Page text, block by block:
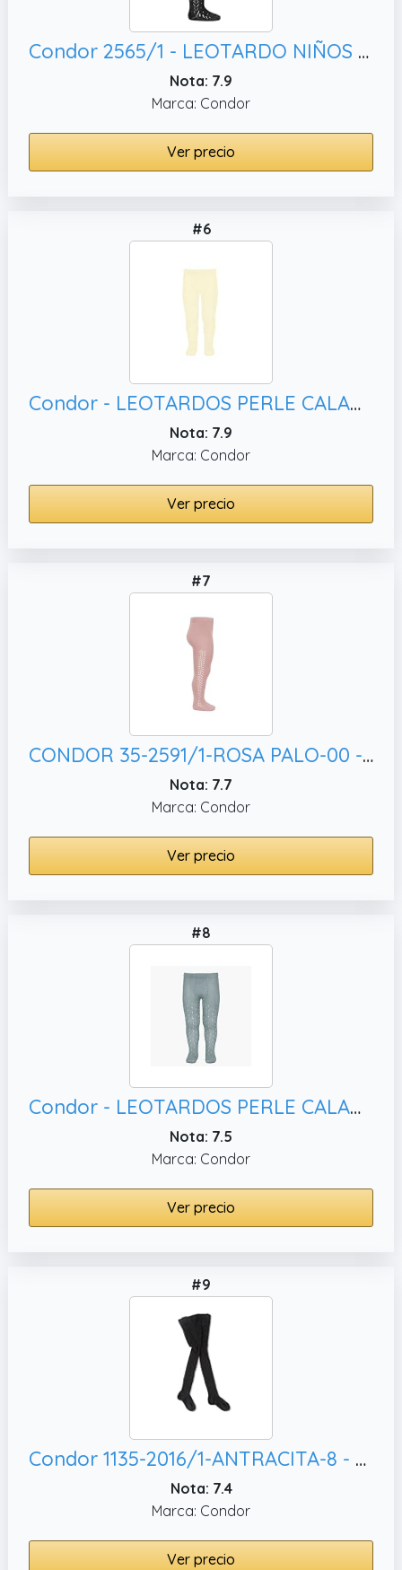
Condor 2565/1 - LEOTARDO NIÑOS CALADO bebé-niños color: NEGRO talla: 6 meses
Nota: 7.9
Marca: Condor
Ver precio
#6
Condor - LEOTARDOS PERLE CALADOS - BEBE Y NIÑA (MANTEQUILLA, 0)
Nota: 7.9
Marca: Condor
Ver precio
#7
CONDOR 35-2591/1-ROSA PALO-00 - LEOTARDO NIÑOS bebé-niños color: ROSA PALO talla: 00
Nota: 7.7
Marca: Condor
Ver precio
#8
Condor - LEOTARDOS PERLE CALADOS - BEBE Y NIÑA (VERDESECO, 0)
Nota: 7.5
Marca: Condor
Ver precio
#9
Condor 1135-2016/1-ANTRACITA-8 - LEOTARDO CANALE bebé-niños color: ANTRACITA talla: 8
Nota: 7.4
Marca: Condor
Ver precio